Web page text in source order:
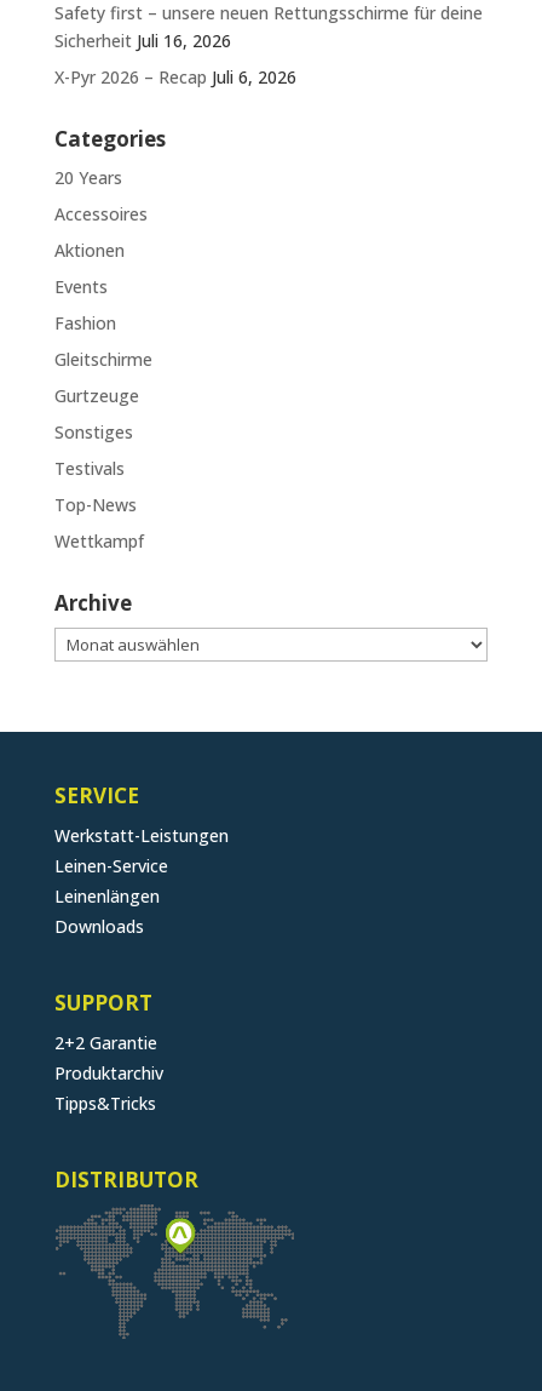
Safety first – unsere neuen Rettungsschirme für deine
Sicherheit Juli 16, 2026
X-Pyr 2026 – Recap Juli 6, 2026
Categories
20 Years
Accessoires
Aktionen
Events
Fashion
Gleitschirme
Gurtzeuge
Sonstiges
Testivals
Top-News
Wettkampf
Archive
Archive
SERVICE
Werkstatt-Leistungen
Leinen-Service
Leinenlängen
Downloads
SUPPORT
2+2 Garantie
Produktarchiv
Tipps&Tricks
DISTRIBUTOR